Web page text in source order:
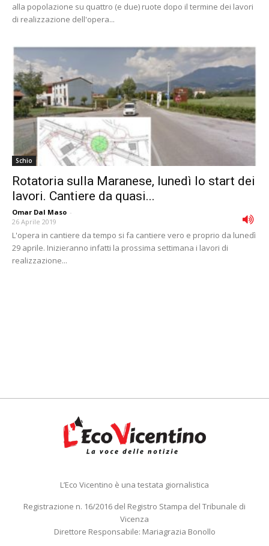
alla popolazione su quattro (e due) ruote dopo il termine dei lavori
di realizzazione dell'opera...
Schio
Rotatoria sulla Maranese, lunedì lo start dei
lavori. Cantiere da quasi...
Omar Dal Maso -
26 Aprile 2019
L'opera in cantiere da tempo si fa cantiere vero e proprio da lunedì
29 aprile. Inizieranno infatti la prossima settimana i lavori di
realizzazione...
L’Eco Vicentino è una testata giornalistica
Registrazione n. 16/2016 del Registro Stampa del Tribunale di
Vicenza
Direttore Responsabile: Mariagrazia Bonollo